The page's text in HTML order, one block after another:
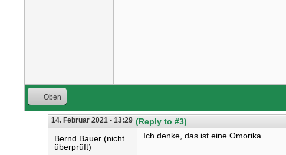
Oben
14. Februar 2021 - 13:29 (Reply to #3)
Bernd.Bauer (nicht
überprüft)
Ich denke, das ist eine Omorika.